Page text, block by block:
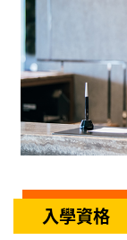
入學資格